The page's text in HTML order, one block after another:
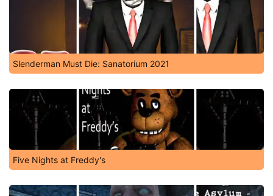
Slenderman Must Die: Sanatorium 2021
Five Nights at Freddy's